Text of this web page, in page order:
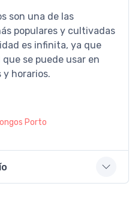
son una de las
populares y cultivadas
es infinita, ya que
se puede usar en
y horarios.
Porto